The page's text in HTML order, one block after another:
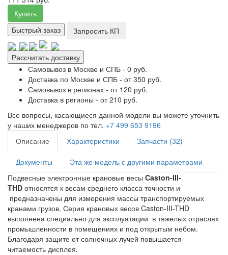
Купить
Быстрый заказ
Запросить КП
Рассчитать доставку
Самовывоз в Москве и СПБ - 0 руб.
Доставка по Москве и СПБ - от 350 руб.
Самовывоз в регионах - от 120 руб.
Доставка в регионы - от 210 руб.
Все вопросы, касающиеся данной модели вы можете уточнить
у наших менеджеров по тел. +7 499 653 9196
Описание
Характеристики Запчасти (32)
Документы
Эта же модель с другими параметрами
Подвесные электронные крановые весы Caston-III-
THD относятся к весам среднего класса точности и
предназначены для измерения массы транспортируемых
кранами грузов. Серия крановых весов Caston-III-THD
выполнена специально для эксплуатации в тяжелых отраслях
промышленности в помещениях и под открытым небом.
Благодаря защите от солнечных лучей повышается
читаемость дисплея.